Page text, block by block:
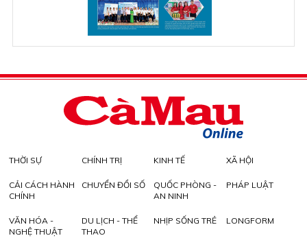
THỜI SỰ CHÍNH TRỊ KINH TẾ XÃ HỘI
CẢI CÁCH HÀNH
CHÍNH
CHUYỂN ĐỔI SỐ
QUỐC PHÒNG -
AN NINH
PHÁP LUẬT
VĂN HÓA -
NGHỆ THUẬT
DU LỊCH - THỂ
THAO
NHỊP SỐNG TRẺ LONGFORM